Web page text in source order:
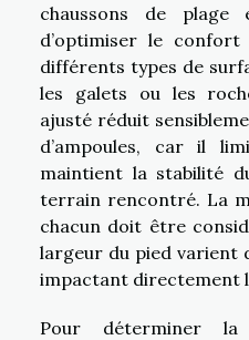
chaussons de plage
d’optimiser le
différents types de
les galets ou les
ajusté réduit
d’ampoules, car il
maintient la stabilité
terrain rencontré. La
chacun doit être
largeur du pied varient
impactant directement
Pour déterminer